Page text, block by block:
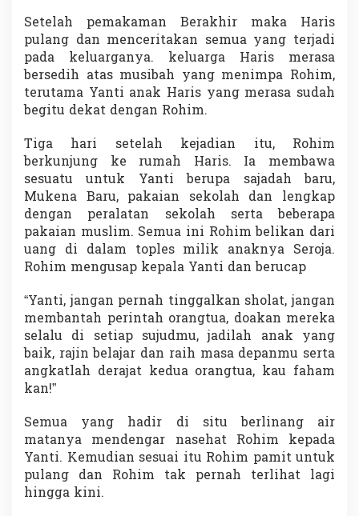
Setelah pemakaman Berakhir maka Haris
pulang dan menceritakan semua yang terjadi
pada keluarganya. keluarga Haris merasa
bersedih atas musibah yang menimpa Rohim,
terutama Yanti anak Haris yang merasa sudah
begitu dekat dengan Rohim.
Tiga hari setelah kejadian itu, Rohim
berkunjung ke rumah Haris. Ia membawa
sesuatu untuk Yanti berupa sajadah baru,
Mukena Baru, pakaian sekolah dan lengkap
dengan peralatan sekolah serta beberapa
pakaian muslim. Semua ini Rohim belikan dari
uang di dalam toples milik anaknya Seroja.
Rohim mengusap kepala Yanti dan berucap
“Yanti, jangan pernah tinggalkan sholat, jangan
membantah perintah orangtua, doakan mereka
selalu di setiap sujudmu, jadilah anak yang
baik, rajin belajar dan raih masa depanmu serta
angkatlah derajat kedua orangtua, kau faham
kan!”
Semua yang hadir di situ berlinang air
matanya mendengar nasehat Rohim kepada
Yanti. Kemudian sesuai itu Rohim pamit untuk
pulang dan Rohim tak pernah terlihat lagi
hingga kini.